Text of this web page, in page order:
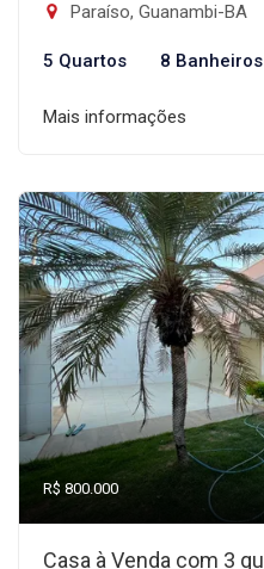
Paraíso, Guanambi-BA
5 Quartos 8 Banheiros
Mais informações
R$ 800.000
Casa à Venda com 3